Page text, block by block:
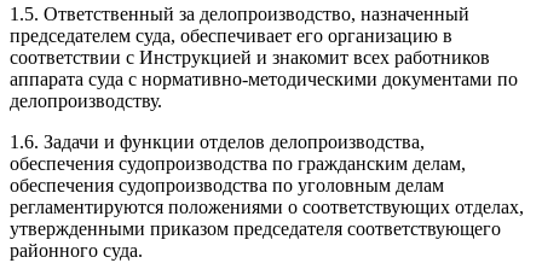
1.5. Ответственный за делопроизводство, назначенный
председателем суда, обеспечивает его организацию в
соответствии с Инструкцией и знакомит всех работников
аппарата суда с нормативно-методическими документами по
делопроизводству.
1.6. Задачи и функции отделов делопроизводства,
обеспечения судопроизводства по гражданским делам,
обеспечения судопроизводства по уголовным делам
регламентируются положениями о соответствующих отделах,
утвержденными приказом председателя соответствующего
районного суда.